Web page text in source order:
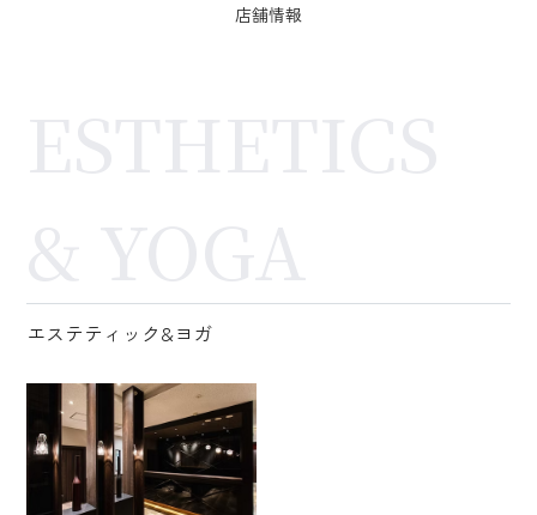
店舗情報
エステティック&ヨガ